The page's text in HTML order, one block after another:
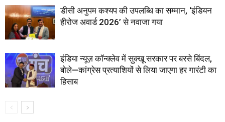
डीसी अनुपम कश्यप की उपलब्धि का सम्मान, ‘इंडियन
हीरोज अवार्ड 2026’ से नवाजा गया
इंडिया न्यूज़ कॉन्क्लेव में सुक्खू सरकार पर बरसे बिंदल,
बोले—कांग्रेस प्रत्याशियों से लिया जाएगा हर गारंटी का
हिसाब